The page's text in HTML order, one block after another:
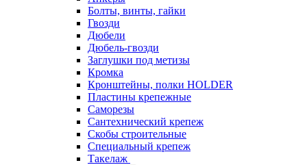
Болты, винты, гайки
Гвозди
Дюбели
Дюбель-гвозди
Заглушки под метизы
Кромка
Кронштейны, полки НОLDER
Пластины крепежные
Саморезы
Сантехнический крепеж
Скобы строительные
Специальный крепеж
Такелаж